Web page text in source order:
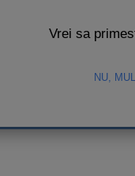
Vrei sa
NU,